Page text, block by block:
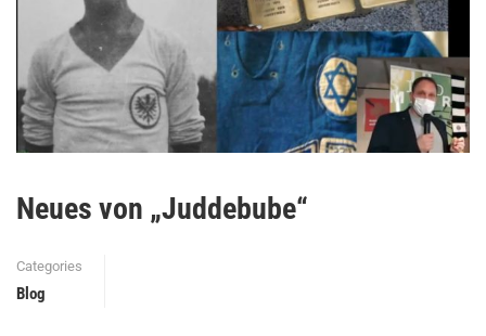
Neues von „Juddebube“
Categories
Blog